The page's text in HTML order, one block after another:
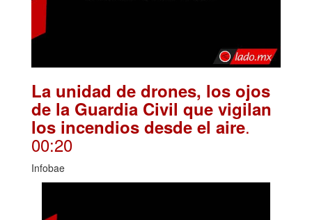
La unidad de drones, los ojos
de la Guardia Civil que vigilan
los incendios desde el aire.
00:20
Infobae